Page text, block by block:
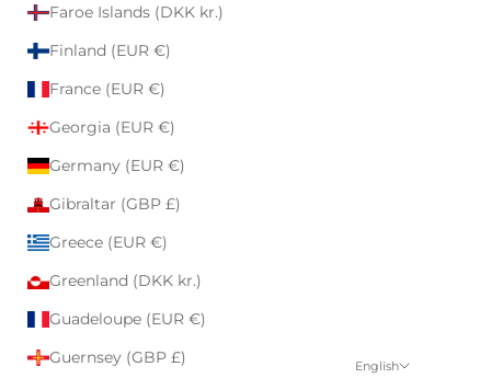
Faroe Islands (DKK kr.)
Finland (EUR €)
France (EUR €)
Georgia (EUR €)
Germany (EUR €)
Gibraltar (GBP £)
Greece (EUR €)
Greenland (DKK kr.)
Guadeloupe (EUR €)
Guernsey (GBP £)
English